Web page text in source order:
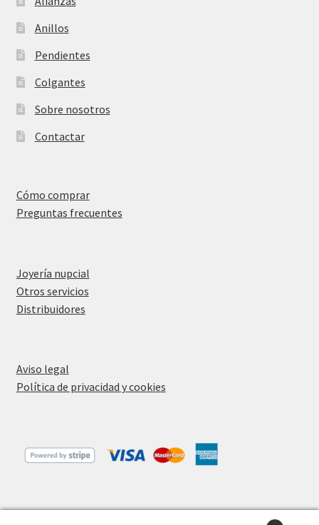
Anillos
Pendientes
Colgantes
Sobre nosotros
Contactar
Cómo comprar
Preguntas frecuentes
Joyería nupcial
Otros servicios
Distribuidores
Aviso legal
Política de privacidad y cookies